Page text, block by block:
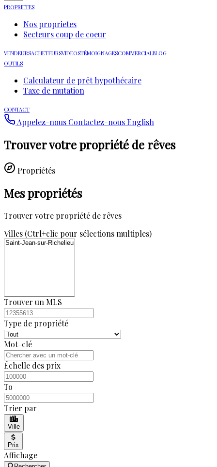
PROPRIETES
Nos proprietes
Secteurs coup de coeur
VENDEURSACHETEURSVIDEOSTÉMOIGNAGESCOMMERCIALBLOG
OUTILS
Calculateur de prêt hypothécaire
Taxe de mutation
CONTACT
Appelez-nous Contactez-nousEnglish
Trouver votre propriété de rêves
Propriétés
Mes propriétés
Trouver votre propriété de rêves
Villes (Ctrl+clic pour sélections multiples)
Trouver un MLS
Type de propriété
Mot-clé
Échelle des prix
To
Trier par
Ville
Prix
Affichage